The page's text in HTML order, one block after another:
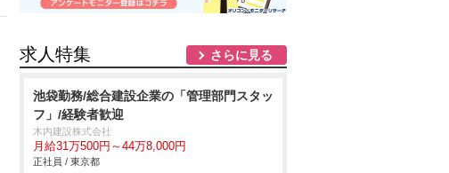
求人特集 さらに見る
池袋勤務/総合建設企業の「管理部門スタッ
フ」/経験者歓迎
木内建設株式会社
月給31万500円～44万8,000円
正社員 / 東京都